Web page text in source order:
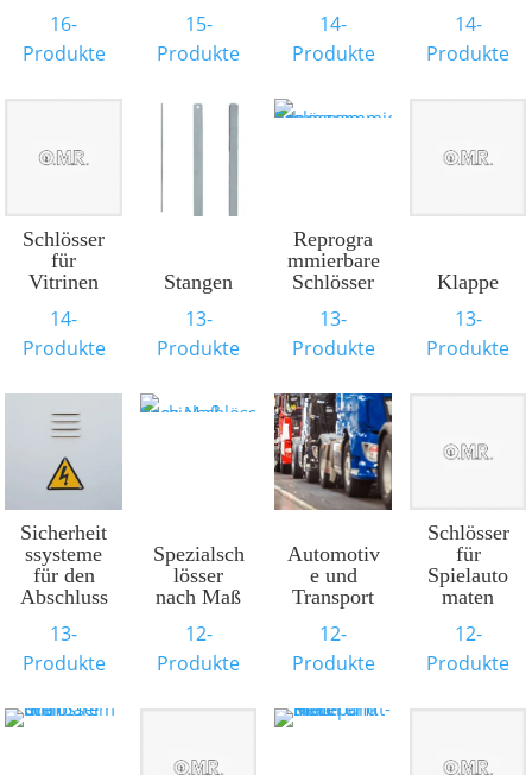
16-
Produkte
15-
Produkte
14-
Produkte
14-
Produkte
Schlösser
für
Vitrinen
14-
Produkte
Stangen
13-
Produkte
Reprogra
mmierbare
Schlösser
13-
Produkte
Klappe
13-
Produkte
Sicherheit
ssysteme
für den
Abschluss
13-
Produkte
Spezialsch
lösser
nach Maß
12-
Produkte
Automotiv
e und
Transport
12-
Produkte
Schlösser
für
Spielauto
maten
12-
Produkte